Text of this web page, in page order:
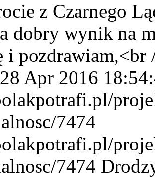
z Czarnego
dobry wynik na
i
Apr 2016
7474
7474